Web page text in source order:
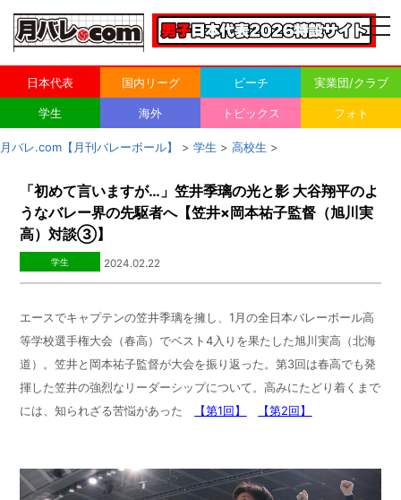
日本代表 国内リーグ ビーチ 実業団/クラブ
学生 海外 トピックス フォト
月バレ.com【月刊バレーボール】 > 学生 > 高校生 >
「初めて言いますが…」笠井季璃の光と影 大谷翔平のよ
うなバレー界の先駆者へ【笠井×岡本祐子監督（旭川実
高）対談③】
学生 2024.02.22
エースでキャプテンの笠井季璃を擁し、1 月の全日本バレーボール高
等学校選手権大会（春高）でベスト4入りを果たした旭川実高（北海
道）。笠井と岡本祐子監督が大会を振り返った。第3回は春高でも発
揮した笠井の強烈なリーダーシップについて。高みにたどり着くまで
には、知られざる苦悩があった
【第1回】 【第2回】